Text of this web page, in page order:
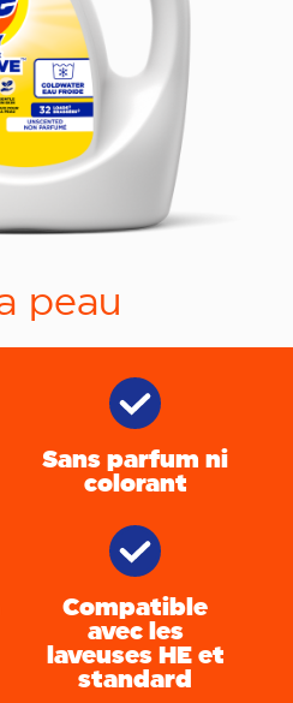
peau
Sans parfum ni
colorant
Compatible
avec les
laveuses HE et
standard